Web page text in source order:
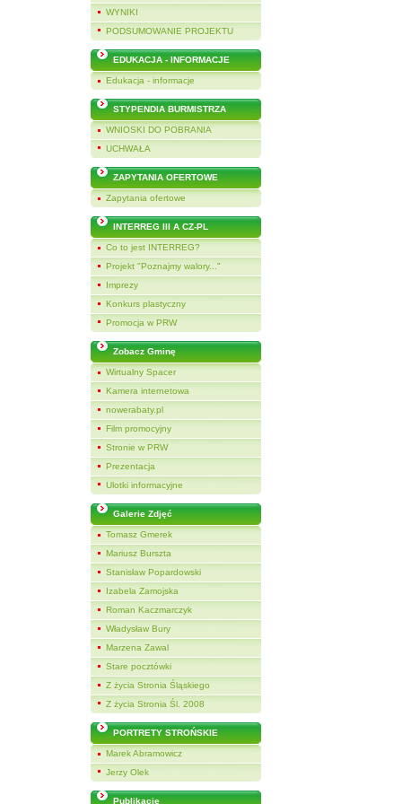
WYNIKI
PODSUMOWANIE PROJEKTU
EDUKACJA - INFORMACJE
Edukacja - informacje
STYPENDIA BURMISTRZA
WNIOSKI DO POBRANIA
UCHWAŁA
ZAPYTANIA OFERTOWE
Zapytania ofertowe
INTERREG III A CZ-PL
Co to jest INTERREG?
Projekt "Poznajmy walory..."
Imprezy
Konkurs plastyczny
Promocja w PRW
Zobacz Gminę
Wirtualny Spacer
Kamera internetowa
nowerabaty.pl
Film promocyjny
Stronie w PRW
Prezentacja
Ulotki informacyjne
Galerie Zdjęć
Tomasz Gmerek
Mariusz Burszta
Stanisław Popardowski
Izabela Zamojska
Roman Kaczmarczyk
Władysław Bury
Marzena Zawal
Stare pocztówki
Z życia Stronia Śląskiego
Z życia Stronia Śl. 2008
PORTRETY STROŃSKIE
Marek Abramowicz
Jerzy Olek
Publikacje